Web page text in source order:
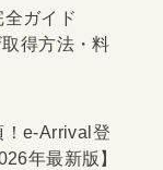
ガイド
得方法・料
！e-Arrival登
年最新版】